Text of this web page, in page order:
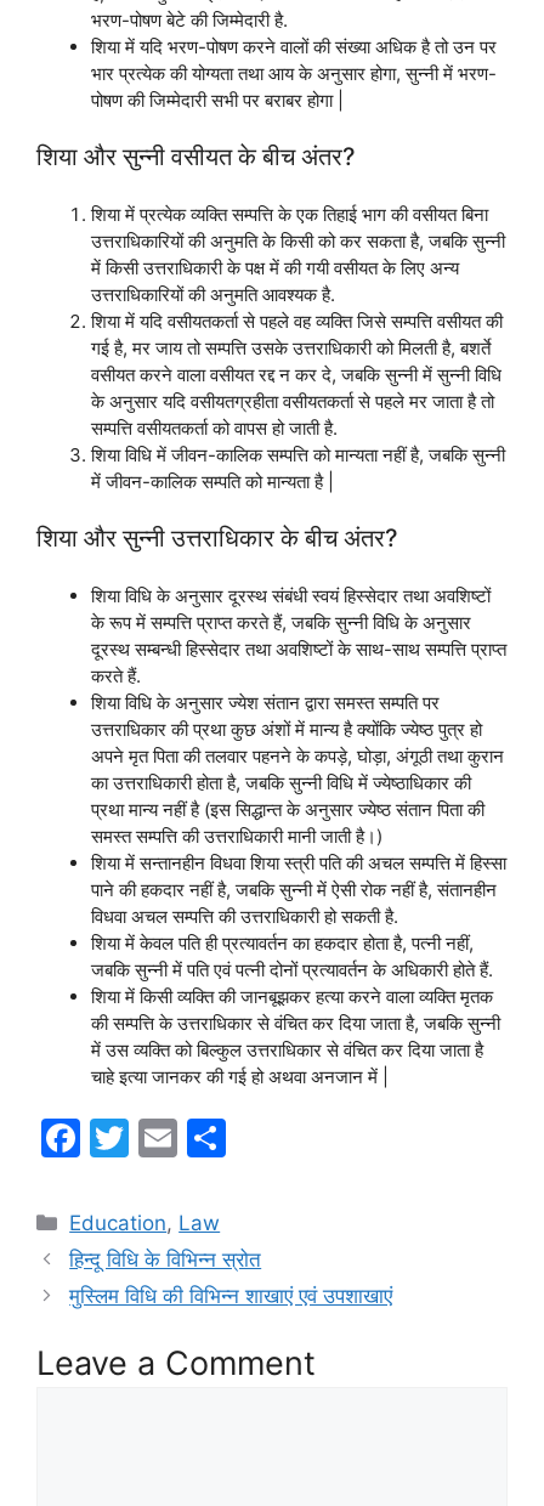
भरण-पोषण बेटे की जिम्मेदारी है.
शिया में यदि भरण-पोषण करने वालों की संख्या अधिक है तो उन पर
भार प्रत्येक की योग्यता तथा आय के अनुसार होगा, सुन्नी में भरण-
पोषण की जिम्मेदारी सभी पर बराबर होगा |
शिया और सुन्नी वसीयत के बीच अंतर?
शिया में प्रत्येक व्यक्ति सम्पत्ति के एक तिहाई भाग की वसीयत बिना
उत्तराधिकारियों की अनुमति के किसी को कर सकता है, जबकि सुन्नी
में किसी उत्तराधिकारी के पक्ष में की गयी वसीयत के लिए अन्य
उत्तराधिकारियों की अनुमति आवश्यक है.
शिया में यदि वसीयतकर्ता से पहले वह व्यक्ति जिसे सम्पत्ति वसीयत की
गई है, मर जाय तो सम्पत्ति उसके उत्तराधिकारी को मिलती है, बशर्ते
वसीयत करने वाला वसीयत रद्द न कर दे, जबकि सुन्नी में सुन्नी विधि
के अनुसार यदि वसीयतग्रहीता वसीयतकर्ता से पहले मर जाता है तो
सम्पत्ति वसीयतकर्ता को वापस हो जाती है.
शिया विधि में जीवन-कालिक सम्पत्ति को मान्यता नहीं है, जबकि सुन्नी
में जीवन-कालिक सम्पति को मान्यता है |
शिया और सुन्नी उत्तराधिकार के बीच अंतर?
शिया विधि के अनुसार दूरस्थ संबंधी स्वयं हिस्सेदार तथा अवशिष्टों
के रूप में सम्पत्ति प्राप्त करते हैं, जबकि सुन्नी विधि के अनुसार
दूरस्थ सम्बन्धी हिस्सेदार तथा अवशिष्टों के साथ-साथ सम्पत्ति प्राप्त
करते हैं.
शिया विधि के अनुसार ज्येश संतान द्वारा समस्त सम्पति पर
उत्तराधिकार की प्रथा कुछ अंशों में मान्य है क्योंकि ज्येष्ठ पुत्र हो
अपने मृत पिता की तलवार पहनने के कपड़े, घोड़ा, अंगूठी तथा कुरान
का उत्तराधिकारी होता है, जबकि सुन्नी विधि में ज्येष्ठाधिकार की
प्रथा मान्य नहीं है (इस सिद्धान्त के अनुसार ज्येष्ठ संतान पिता की
समस्त सम्पत्ति की उत्तराधिकारी मानी जाती है।)
शिया में सन्तानहीन विधवा शिया स्त्री पति की अचल सम्पत्ति में हिस्सा
पाने की हकदार नहीं है, जबकि सुन्नी में ऐसी रोक नहीं है, संतानहीन
विधवा अचल सम्पत्ति की उत्तराधिकारी हो सकती है.
शिया में केवल पति ही प्रत्यावर्तन का हकदार होता है, पत्नी नहीं,
जबकि सुन्नी में पति एवं पत्नी दोनों प्रत्यावर्तन के अधिकारी होते हैं.
शिया में किसी व्यक्ति की जानबूझकर हत्या करने वाला व्यक्ति मृतक
की सम्पत्ति के उत्तराधिकार से वंचित कर दिया जाता है, जबकि सुन्नी
में उस व्यक्ति को बिल्कुल उत्तराधिकार से वंचित कर दिया जाता है
चाहे इत्या जानकर की गई हो अथवा अनजान में |
F
c
e
b
o
T
itt
er
E
ai
l
e
Categories
Education, Law
हिन्दू विधि के विभिन्न स्रोत
मुस्लिम विधि की विभिन्न शाखाएं एवं उपशाखाएं
Leave a Comment